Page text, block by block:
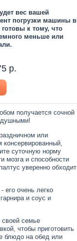
вес вашей
погрузки машины в
к тому, что
меньше или
р.
получается сочной
или
суточную норму
мозга и способности
уверенно обходит
его очень легко
и соус и
своей семье
чтобы приготовить
блюдо на обед или